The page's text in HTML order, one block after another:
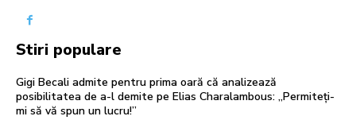
Stiri populare
Gigi Becali admite pentru prima oară că analizează
posibilitatea de a-l demite pe Elias Charalambous: „Permiteți-
mi să vă spun un lucru!”